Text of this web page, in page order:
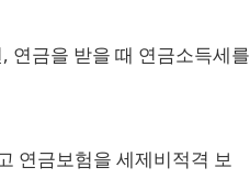
연금을 받을 때 연금소득세를
연금보험을 세제비적격 보